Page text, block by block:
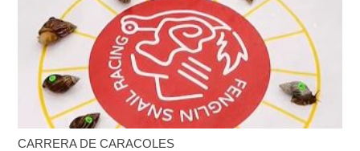
CARRERA DE CARACOLES